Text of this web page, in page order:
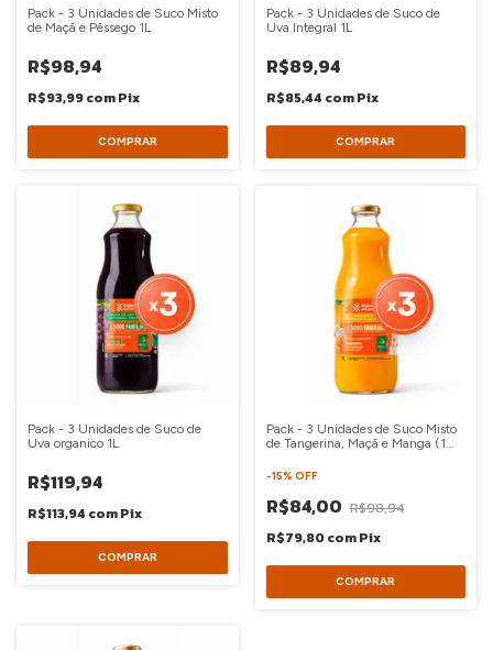
Pack - 3 Unidades de Suco Misto
de Maçã e Pêssego 1L
R$98,94
R$93,99comPix
Pack - 3 Unidades de Suco de
Uva Integral 1L
R$89,94
R$85,44 comPix
Pack - 3 Unidades de Suco de
Uva organico 1L
R$119,94
R$113,94 comPix
Pack - 3 Unidades de Suco Misto
de Tangerina, Maçã e Manga (1
-15% OFF
R$84,00 R$98,94
R$79,80comPix